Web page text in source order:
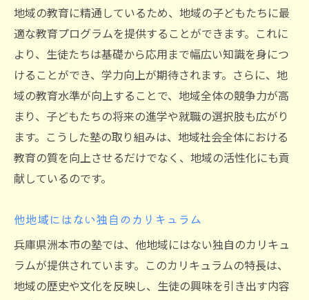
地域の教育に精通しているため、地域の子どもたちに最
適な教育プログラムを提供することができます。これに
より、生徒たちは基礎から応用まで幅広い知識を身につ
けることができ、学力向上が期待されます。さらに、地
域の教育水準が向上することで、地域全体の競争力が高
まり、子どもたちの将来の進学や就職の選択肢も広がり
ます。こうした塾の取り組みは、地域社会全体における
教育の質を向上させるだけでなく、地域の活性化にも貢
献しているのです。
他地域にはない独自のカリキュラム
兵庫県洲本市の塾では、他地域にはない独自のカリキュ
ラムが提供されています。このカリキュラムの特長は、
地域の歴史や文化を反映し、生徒の興味を引き出す内容